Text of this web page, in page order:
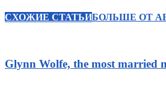
СХОЖИЕ СТАТЬИБОЛЬШЕ ОТ
Glynn Wolfe, the most married